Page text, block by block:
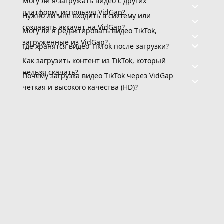
платформ, используя VidGap?
Нужно ли мне входить в систему или
создавать аккаунт на VidGap?
Могу ли я редактировать видео TikTok,
загруженные из VidGap?
Где хранятся видео TikTok после загрузки?
Как загрузить контент из TikTok, который
нельзя скачать?
Почему загрузка видео TikTok через VidGap
четкая и высокого качества (HD)?